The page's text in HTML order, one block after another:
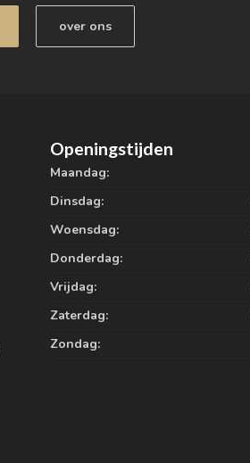
over ons
Openingstijden
Maandag:
Dinsdag:
Woensdag:
Donderdag:
Vrijdag:
Zaterdag:
Zondag: